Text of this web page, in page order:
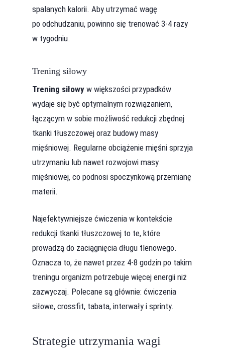
spalanych kalorii. Aby utrzymać wagę
po odchudzaniu, powinno się trenować 3-4 razy
w tygodniu.
Trening siłowy
Trening siłowy w większości przypadków
wydaje się być optymalnym rozwiązaniem,
łączącym w sobie możliwość redukcji zbędnej
tkanki tłuszczowej oraz budowy masy
mięśniowej. Regularne obciążenie mięśni sprzyja
utrzymaniu lub nawet rozwojowi masy
mięśniowej, co podnosi spoczynkową przemianę
materii.
Najefektywniejsze ćwiczenia w kontekście
redukcji tkanki tłuszczowej to te, które
prowadzą do zaciągnięcia długu tlenowego.
Oznacza to, że nawet przez 4-8 godzin po takim
treningu organizm potrzebuje więcej energii niż
zazwyczaj. Polecane są głównie: ćwiczenia
siłowe, crossfit, tabata, interwały i sprinty.
Strategie utrzymania wagi